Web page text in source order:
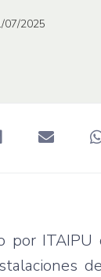
07/2025
por ITAIPU